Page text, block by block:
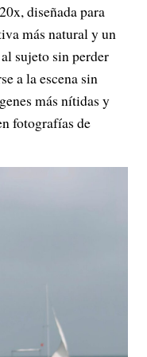
diseñada para
más natural y un
sujeto sin perder
a la escena sin
más nítidas y
fotografías de